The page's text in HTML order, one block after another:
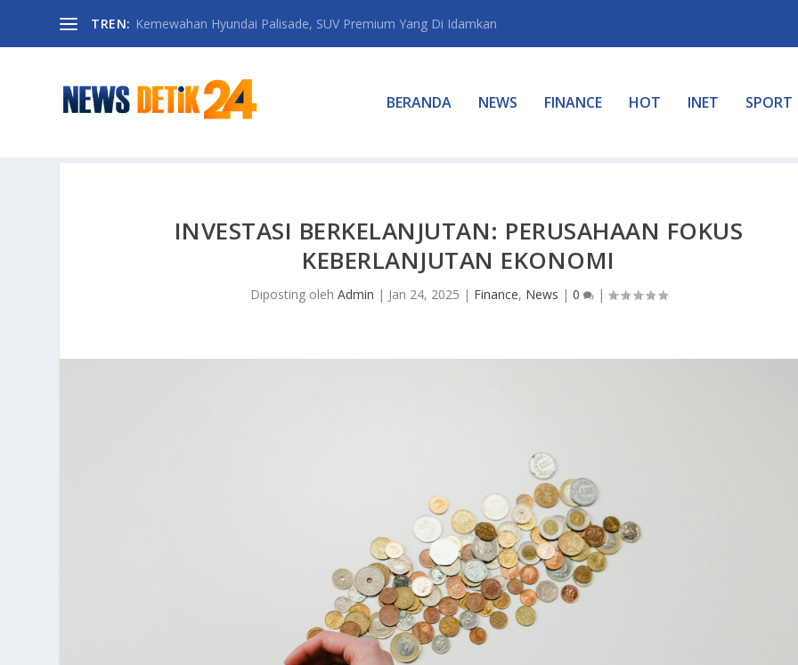
TREN: Kemewahan Hyundai Palisade, SUV Premium Yang Di Idamkan
BERANDA NEWS FINANCE HOT INET SPORT
INVESTASI BERKELANJUTAN: PERUSAHAAN FOKUS
KEBERLANJUTAN EKONOMI
Diposting oleh Admin | Jan 24, 2025 | Finance, News | 0 |